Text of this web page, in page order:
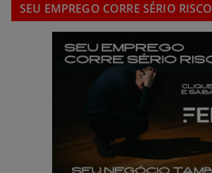
SEU EMPREGO CORRE SÉRIO RISCO